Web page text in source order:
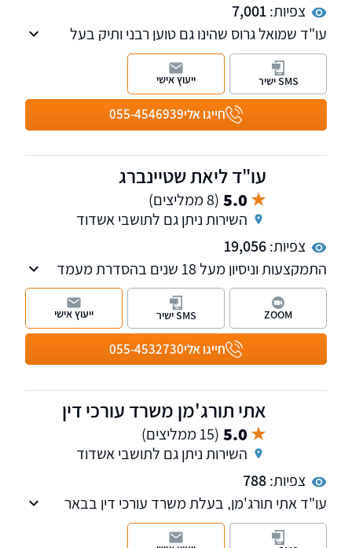
צפיות:7,001
עו"ד שמואל גרוס שהינו גם טוען רבני ותיק בעל
בתור עו"ד.
למשרד שלוחה בכ"ס ובאשדוד, המשרד מעניק
שירותים בתחום מעמד אישי – כל הקשור לגירושין,
ירושות צוואות יפו"כ מתמשך וגישור משפחה. וכן
חייגו אלי055-4546939
SMS ישיר ייעוץ אישי
עו"ד ליאת שטיינברג
5.0 (8 ממליצים)
השירות ניתן גם לתושבי אשדוד
צפיות:19,056
התמקצעות וניסיון מעל 18 שנים בהסדרת מעמד
בישראל: נישואין, בני זוג ללא נישואין, טעמים
הומניטריים, אלמנות אזרחים ישראליים, בני
משפחה מחו"ל מסורבי כניסה.
חייגו אלי055-4532730
ZOOM SMS ישיר ייעוץ אישי
אתי תורג'מן משרד עורכי דין
5.0 (15 ממליצים)
השירות ניתן גם לתושבי אשדוד
צפיות:788
עו"ד אתי תורג'מן, בעלת משרד עורכי דין בבאר
שבע, בעלת תואר ראשון במשפטים ובעלת תואר
נוסף ראשון במדעי הרוח והחברה. עוסקת בהוצאה